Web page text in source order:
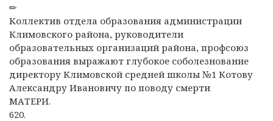
✏
Коллектив отдела образования администрации
Климовского района, руководители
образовательных организаций района, профсоюз
образования выражают глубокое соболезнование
директору Климовской средней школы №1 Котову
Александру Ивановичу по поводу смерти
МАТЕРИ.
620.